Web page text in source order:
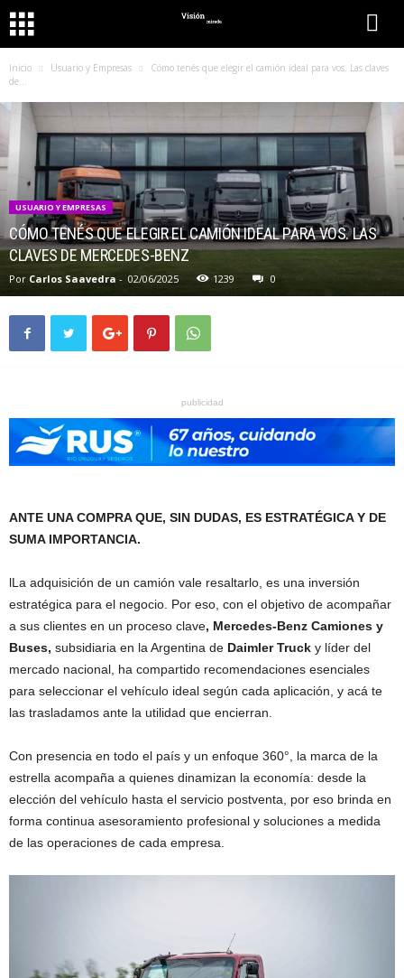
Inicio Usuario y Empresas
Cómo tenés que elegir el camión ideal para vos. Las claves
de...
USUARIO Y EMPRESAS
CÓMO TENÉS QUE ELEGIR EL CAMIÓN IDEAL PARA VOS. LAS
CLAVES DE MERCEDES-BENZ
Por Carlos Saavedra - 02/06/2025 1239 0
publicidad
ANTE UNA COMPRA QUE, SIN DUDAS, ES ESTRATÉGICA Y DE
SUMA IMPORTANCIA.
lLa adquisición de un camión vale resaltarlo, es una inversión
estratégica para el negocio. Por eso, con el objetivo de acompañar
a sus clientes en un proceso clave, Mercedes-Benz Camiones y
Buses, subsidiaria en la Argentina de Daimler Truck y líder del
mercado nacional, ha compartido recomendaciones esenciales
para seleccionar el vehículo ideal según cada aplicación, y acá te
las trasladamos ante la utilidad que encierran.
Con presencia en todo el país y un enfoque 360°, la marca de la
estrella acompaña a quienes dinamizan la economía: desde la
elección del vehículo hasta el servicio postventa, por eso brinda en
forma continua asesoramiento profesional y soluciones a medida
de las operaciones de cada empresa.